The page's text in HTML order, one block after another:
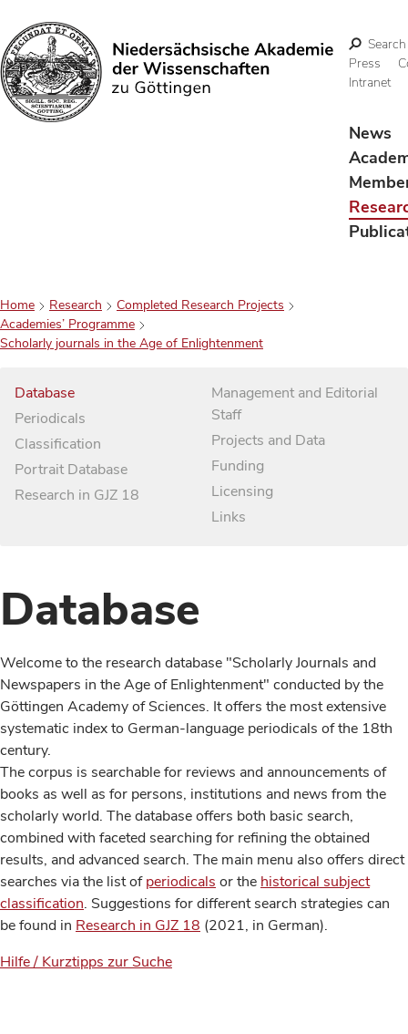
Search
Search
Press
Intranet
News
Home Research
Completed Research Projects
Academies’ Programme
Scholarly journals in the Age of Enlightenment
Database
Periodicals
Classification
Portrait Database
Research in GJZ 18
Management and Editorial
Staff
Projects and Data
Funding
Licensing
Links
Database
Welcome to the research database "Scholarly Journals and
Newspapers in the Age of Enlightenment" conducted by the
Göttingen Academy of Sciences. It offers the most extensive
systematic index to German-language periodicals of the 18th
century.
The corpus is searchable for reviews and announcements of
books as well as for persons, institutions and news from the
scholarly world. The database offers both basic search,
combined with faceted searching for refining the obtained
results, and advanced search. The main menu also offers direct
searches via the list ofperiodicals or the historical subject
classification. Suggestions for different search strategies can
be found in Research in GJZ 18 (2021, in German).
Hilfe / Kurztipps zur Suche